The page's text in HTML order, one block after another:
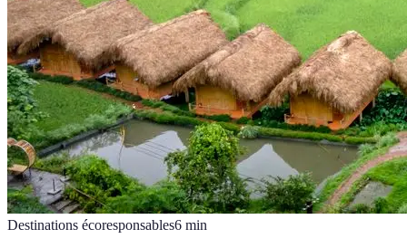
Destinations écoresponsables6 min